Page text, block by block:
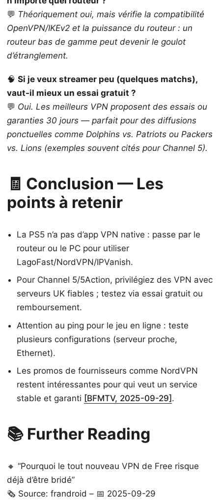
💬 Théoriquement oui, mais vérifie la compatibilité
OpenVPN/IKEv2 et la puissance du routeur : un
routeur bas de gamme peut devenir le goulot
d’étranglement.
🧠 Si je veux streamer peu (quelques matchs),
vaut‑il mieux un essai gratuit ?
💬 Oui. Les meilleurs VPN proposent des essais ou
garanties 30 jours — parfait pour des diffusions
ponctuelles comme Dolphins vs. Patriots ou Packers
vs. Lions (exemples souvent cités pour Channel 5).
🧾 Conclusion — Les
points à retenir
La PS5 n’a pas d’app VPN native : passe par le
routeur ou le PC pour utiliser
LagoFast/NordVPN/IPVanish.
Pour Channel 5/5Action, privilégiez des VPN avec
serveurs UK fiables ; testez via essai gratuit ou
remboursement.
Attention au ping pour le jeu en ligne : teste
plusieurs configurations (serveur proche,
Ethernet).
Les promos de fournisseurs comme NordVPN
restent intéressantes pour qui veut un service
stable et garanti [BFMTV, 2025-09-29] .
📚 Further Reading
🔸 “Pourquoi le tout nouveau VPN de Free risque
déjà d’être bridé”
🗞️ Source: frandroid – 📅 2025-09-29